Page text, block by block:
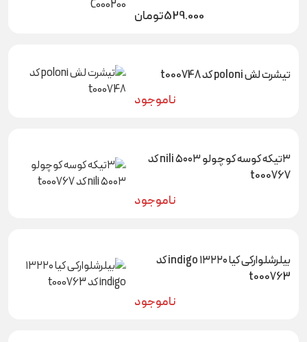
529.000تومان
تیشرت لش poloni کد t000748
ناموجود
۳تیکه کوسه کوچولو ۵۰۰۳ nili کد
t000767
ناموجود
بیلرشلوارکی کیا ۱۳۲۲۰ indigo کد
t000763
ناموجود